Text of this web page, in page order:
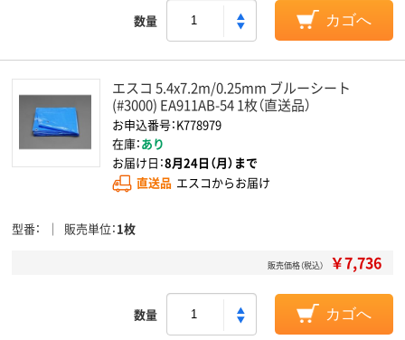
数量 カゴへ
エスコ 5.4x7.2m/0.25mm ブルーシート
(#3000) EA911AB-54 1枚（直送品）
お申込番号：K778979
在庫：あり
お届け日：8月24日（月）まで
直送品 エスコからお届け
型番 販売単位 1枚
販売価格（税込） ￥7,736
数量 カゴへ